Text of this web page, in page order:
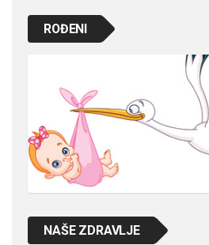
ROĐENI
NAŠE ZDRAVLJE